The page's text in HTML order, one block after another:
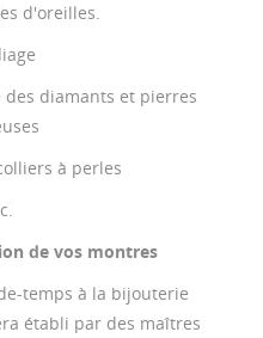
d'oreilles.
diamants et pierres
à perles
de vos montres
temps à la bijouterie
établi par des maîtres